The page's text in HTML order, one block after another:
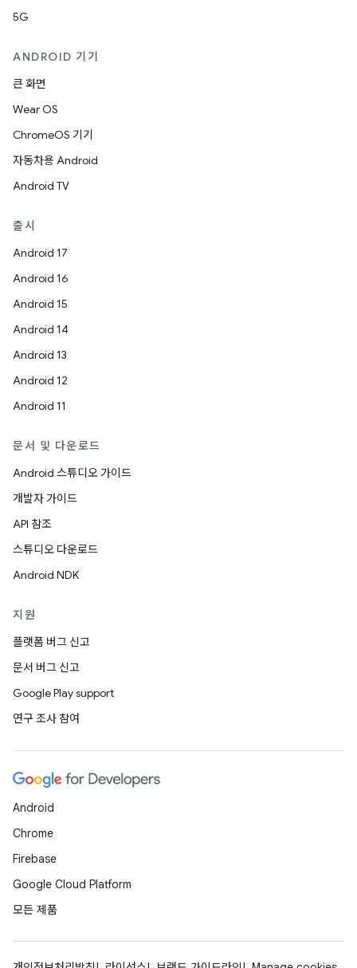
5G
ANDROID 기기
큰 화면
Wear OS
ChromeOS 기기
자동차용 Android
Android TV
출시
Android 17
Android 16
Android 15
Android 14
Android 13
Android 12
Android 11
문서 및 다운로드
Android 스튜디오 가이드
개발자 가이드
API 참조
스튜디오 다운로드
Android NDK
지원
플랫폼 버그 신고
문서 버그 신고
Google Play support
연구 조사 참여
Android
Chrome
Firebase
Google Cloud Platform
모든 제품